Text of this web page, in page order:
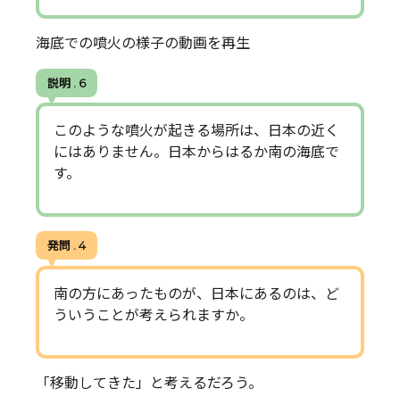
海底での噴火の様子の動画を再生
説明 . 6
このような噴火が起きる場所は、日本の近く
にはありません。日本からはるか南の海底で
す。
発問 . 4
南の方にあったものが、日本にあるのは、ど
ういうことが考えられますか。
「移動してきた」と考えるだろう。